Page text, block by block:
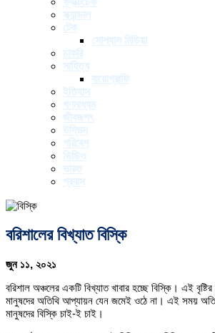
স্ক্যান্ডাল
টেক
সোশ্যাল মিডিয়া
চাকরি
সাহিত্য
বায়োগ্রাফি
ইতিহাস
গণমাধ্যম
জীবজগৎ
উদ্ভিদ
পরিবেশ
ভিডিও
ভারত
প্রবাস
বরিশালের বিখ্যাত বিস্কি
জুন ১১, ২০২১
বরিশাল অঞ্চলের একটি বিখ্যাত খাবার হচ্ছে বিস্কি। এই
মানুষদের অতিথি আপ্যায়ন যেন জমেই ওঠে না। এই সময়
মানুষদের বিস্কি চাই-ই চাই।